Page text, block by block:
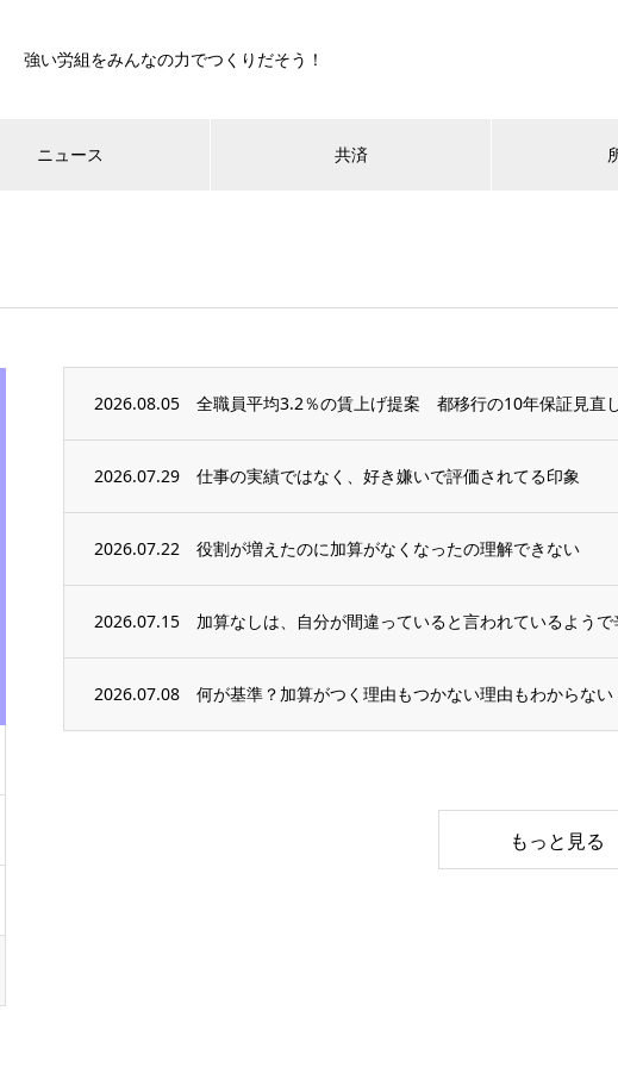
強い労組をみんなの力でつくりだそう！
ニュース 共済
2026.08.05 全職員平均3.2％の賃上げ提案 都移行の10年保証見直
2026.07.29 仕事の実績ではなく、好き嫌いで評価されてる印象
2026.07.22 役割が増えたのに加算がなくなったの理解できない
2026.07.15 加算なしは、自分が間違っていると言われているようで
2026.07.08 何が基準？加算がつく理由もつかない理由もわからない
もっと見る